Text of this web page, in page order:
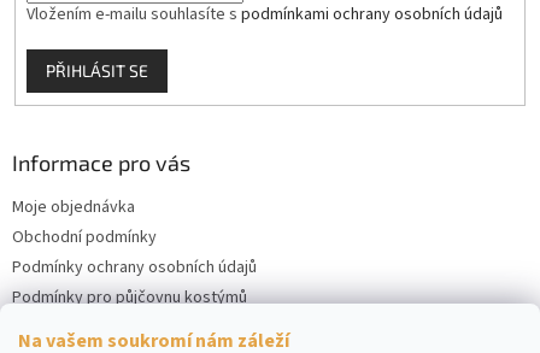
Na vašem soukromí nám záleží
Vložením e-mailu souhlasíte s podmínkami ochrany osobních údajů
PŘIHLÁSIT SE
Informace pro vás
Moje objednávka
Obchodní podmínky
Podmínky ochrany osobních údajů
Podmínky pro půjčovnu kostýmů
Kontakty